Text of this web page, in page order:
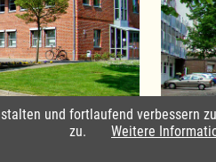
und fortlaufend verbessern
zu.
Weitere